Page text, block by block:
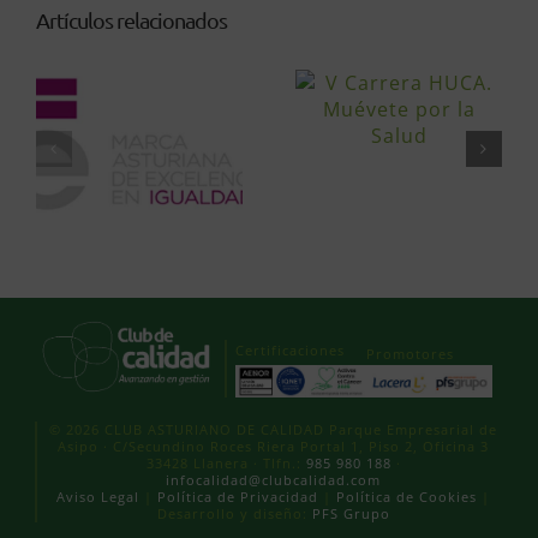
Artículos relacionados
Certificaciones Promotores
© 2026 CLUB ASTURIANO DE CALIDAD Parque Empresarial de
Asipo · C/Secundino Roces Riera Portal 1, Piso 2, Oficina 3
33428 Llanera · Tlfn.: 985 980 188
infocalidad@clubcalidad.com
Aviso Legal
Política de Privacidad Política de Cookies
Desarrollo y diseño:
PFS Grupo